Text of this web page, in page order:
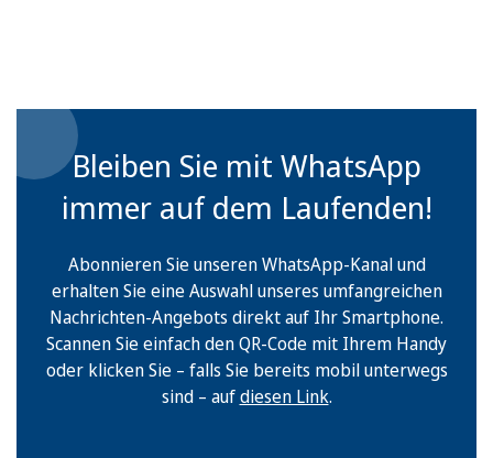
Bleiben Sie mit WhatsApp
immer auf dem Laufenden!
Abonnieren Sie unseren WhatsApp-Kanal und
erhalten Sie eine Auswahl unseres umfangreichen
Nachrichten-Angebots direkt auf Ihr Smartphone.
Scannen Sie einfach den QR-Code mit Ihrem Handy
oder klicken Sie – falls Sie bereits mobil unterwegs
sind – aufdiesen Link.